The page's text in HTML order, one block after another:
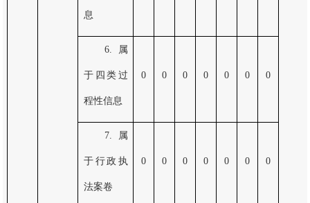
息
6.属
于四类过
程性信息
0 0 0 0 0 0 0
7.属
于行政执
法案卷
0 0 0 0 0 0 0